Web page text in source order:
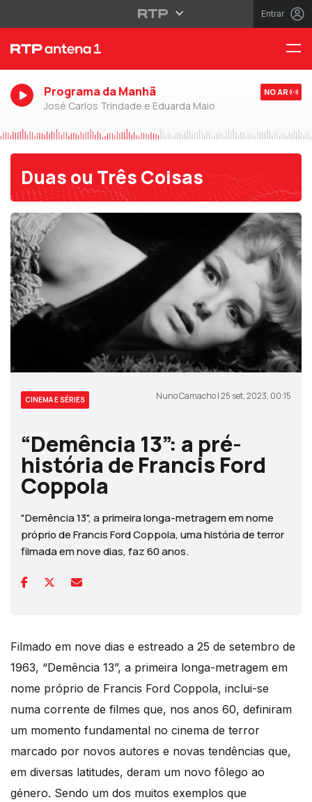
Entrar
Programa da Manhã
José Carlos Trindade e Eduarda Maio
NO AR
Duas ou Três Coisas
CINEMA E SÉRIES Nuno Camacho | 25 set, 2023, 00:15
“Demência 13”: a pré-
história de Francis Ford
Coppola
"Demência 13", a primeira longa-metragem em nome
próprio de Francis Ford Coppola, uma história de terror
filmada em nove dias, faz 60 anos.
Filmado em nove dias e estreado a 25 de setembro de
1963, “Demência 13”, a primeira longa-metragem em
nome próprio de Francis Ford Coppola, inclui-se
numa corrente de filmes que, nos anos 60, definiram
um momento fundamental no cinema de terror
marcado por novos autores e novas tendências que,
em diversas latitudes, deram um novo fôlego ao
género. Sendo um dos muitos exemplos que